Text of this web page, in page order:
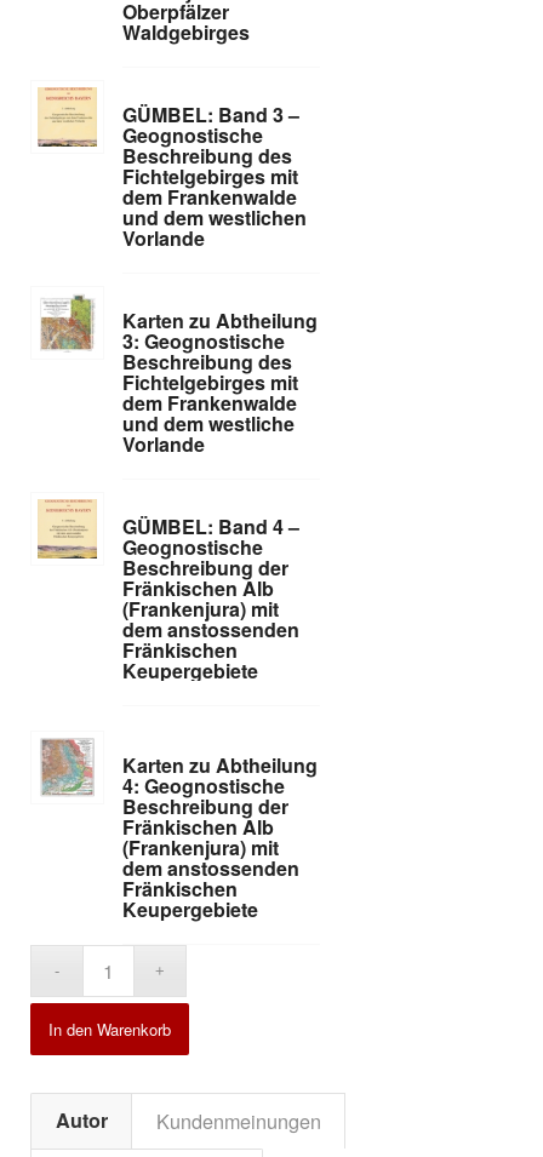
Oberpfälzer
Waldgebirges
GÜMBEL: Band 3 –
Geognostische
Beschreibung des
Fichtelgebirges mit
dem Frankenwalde
und dem westlichen
Vorlande
Karten zu Abtheilung
3: Geognostische
Beschreibung des
Fichtelgebirges mit
dem Frankenwalde
und dem westliche
Vorlande
GÜMBEL: Band 4 –
Geognostische
Beschreibung der
Fränkischen Alb
(Frankenjura) mit
dem anstossenden
Fränkischen
Keupergebiete
Karten zu Abtheilung
4: Geognostische
Beschreibung der
Fränkischen Alb
(Frankenjura) mit
dem anstossenden
Fränkischen
Keupergebiete
In den Warenkorb
Autor
Kundenmeinungen